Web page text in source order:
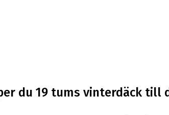
du 19 tums vinterdäck till